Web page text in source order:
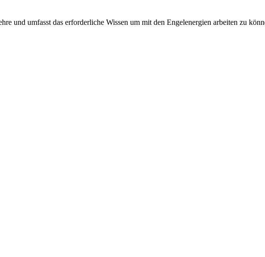
und umfasst das erforderliche Wissen um mit den Engelenergien arbeiten zu